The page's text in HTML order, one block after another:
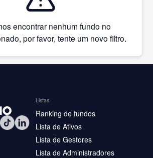
encontrar nenhum fundo no
por favor, tente um novo filtro.
Listas
Ranking de fundos
Lista de Ativos
Lista de Gestores
Lista de Administradores